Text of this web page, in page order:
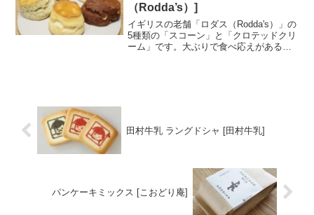
（Rodda’s）]
イギリスの老舗「ロダス（Rodda's）」の
5種類の「スコーン」と「クロテッドクリ
ーム」です。大ぶりで食べ応えがあるス
田村牛乳 ラングドシャ [田村牛乳]
パンケーキミックス [こおどり庵]